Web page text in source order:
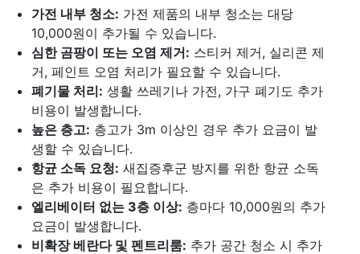
가전 내부 청소: 가전 제품의 내부 청소는 대당
10,000원이 추가될 수 있습니다.
심한 곰팡이 또는 오염 제거: 스티커 제거, 실리콘 제
거, 페인트 오염 처리가 필요할 수 있습니다.
폐기물 처리: 생활 쓰레기나 가전, 가구 폐기도 추가
비용이 발생합니다.
높은 층고: 층고가 3m 이상인 경우 추가 요금이 발
생할 수 있습니다.
항균 소독 요청: 새집증후군 방지를 위한 항균 소독
은 추가 비용이 필요합니다.
엘리베이터 없는 3층 이상: 층마다 10,000원의 추가
요금이 발생합니다.
비확장 베란다 및 펜트리룸: 추가 공간 청소 시 추가